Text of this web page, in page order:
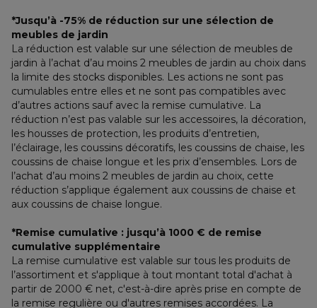
*Jusqu’à -75% de réduction sur une sélection de
meubles de jardin
La réduction est valable sur une sélection de meubles de
jardin à l’achat d’au moins 2 meubles de jardin au choix dans
la limite des stocks disponibles. Les actions ne sont pas
cumulables entre elles et ne sont pas compatibles avec
d’autres actions sauf avec la remise cumulative. La
réduction n’est pas valable sur les accessoires, la décoration,
les housses de protection, les produits d’entretien,
l’éclairage, les coussins décoratifs, les coussins de chaise, les
coussins de chaise longue et les prix d’ensembles. Lors de
l’achat d’au moins 2 meubles de jardin au choix, cette
réduction s’applique également aux coussins de chaise et
aux coussins de chaise longue.
*Remise cumulative : jusqu’à 1000 € de remise
cumulative supplémentaire
La remise cumulative est valable sur tous les produits de
l’assortiment et s'applique à tout montant total d'achat à
partir de 2000 € net, c'est-à-dire après prise en compte de
la remise regulière ou d'autres remises accordées. La